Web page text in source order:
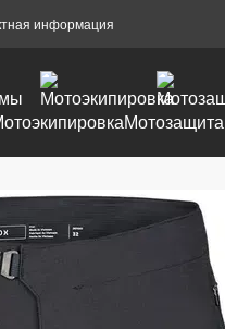
информация
Мотозащита